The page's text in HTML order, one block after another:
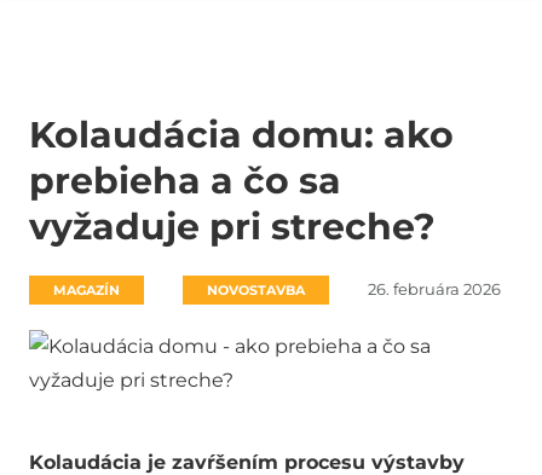
Kolaudácia domu: ako
prebieha a čo sa
vyžaduje pri streche?
MAGAZÍN NOVOSTAVBA 26. februára 2026
Kolaudácia je zavŕšením procesu výstavby